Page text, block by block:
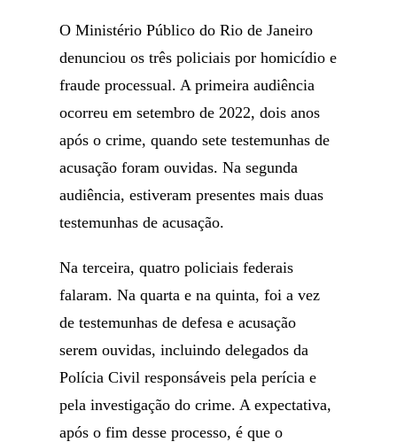
O Ministério Público do Rio de Janeiro
denunciou os três policiais por homicídio e
fraude processual. A primeira audiência
ocorreu em setembro de 2022, dois anos
após o crime, quando sete testemunhas de
acusação foram ouvidas. Na segunda
audiência, estiveram presentes mais duas
testemunhas de acusação.
Na terceira, quatro policiais federais
falaram. Na quarta e na quinta, foi a vez
de testemunhas de defesa e acusação
serem ouvidas, incluindo delegados da
Polícia Civil responsáveis pela perícia e
pela investigação do crime. A expectativa,
após o fim desse processo, é que o